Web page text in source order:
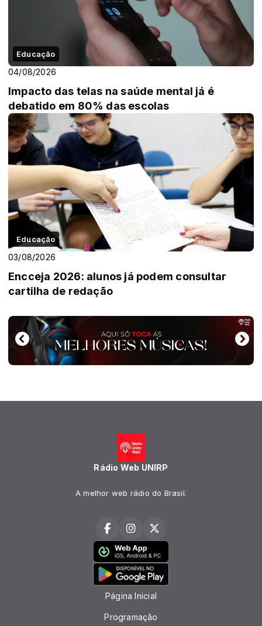
Educação
04/08/2026
Impacto das telas na saúde mental já é
debatido em 80% das escolas
Educação
03/08/2026
Encceja 2026: alunos já podem consultar
cartilha de redação
Rádio Web UNIRP
A melhor web rádio do Brasil.
Página Inicial
Programação